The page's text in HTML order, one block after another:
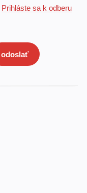
Prihláste sa k odberu
odoslať